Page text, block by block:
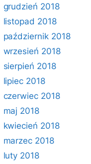
grudzień 2018
listopad 2018
październik 2018
wrzesień 2018
sierpień 2018
lipiec 2018
czerwiec 2018
maj 2018
kwiecień 2018
marzec 2018
luty 2018